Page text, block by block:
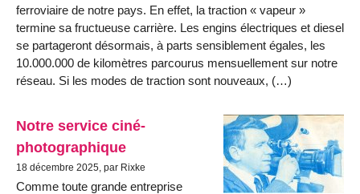
ferroviaire de notre pays. En effet, la traction « vapeur »
termine sa fructueuse carrière. Les engins électriques et diesel
se partageront désormais, à parts sensiblement égales, les
10.000.000 de kilomètres parcourus mensuellement sur notre
réseau. Si les modes de traction sont nouveaux, (…)
Notre service ciné-
photographique
18 décembre 2025, par Rixke
Comme toute grande entreprise